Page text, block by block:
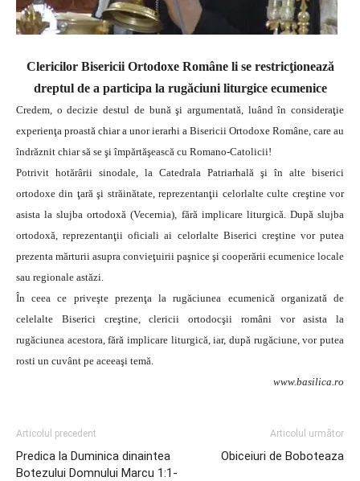
Clericilor Bisericii Ortodoxe Române li se restricţionează
dreptul de a participa la rugăciuni liturgice ecumenice
Credem, o decizie destul de bună şi argumentată, luând în consideraţie
experienţa proastă chiar a unor ierarhi a Bisericii Ortodoxe Române, care au
îndrăznit chiar să se şi împărtăşească cu Romano-Catolicii!
Potrivit hotărârii sinodale, la Catedrala Patriarhală şi în alte biserici
ortodoxe din ţară şi străinătate, reprezentanţii celorlalte culte creştine vor
asista la slujba ortodoxă (Vecernia), fără implicare liturgică. După slujba
ortodoxă, reprezentanţii oficiali ai celorlalte Biserici creştine vor putea
prezenta mărturii asupra convieţuirii paşnice şi cooperării ecumenice locale
sau regionale astăzi.
În ceea ce priveşte prezenţa la rugăciunea ecumenică organizată de
celelalte Biserici creştine, clericii ortodocşii români vor asista la
rugăciunea acestora, fără implicare liturgică, iar, după rugăciune, vor putea
rosti un cuvânt pe aceeaşi temă.
www.basilica.ro
Articolul precedent
Predica la Duminica dinaintea
Botezului Domnului Marcu 1:1-
Articolul următor
Obiceiuri de Boboteaza